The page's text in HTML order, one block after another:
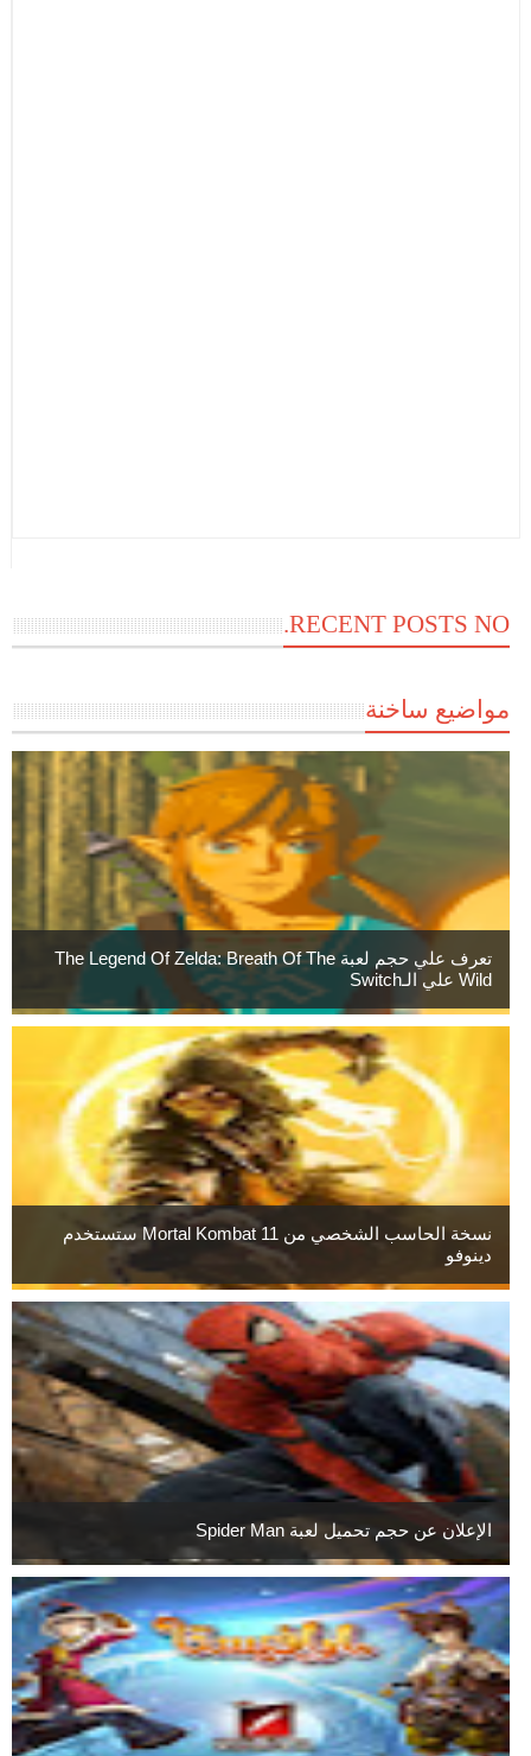
RECENT POSTS NO.
مواضيع ساخنة
تعرف علي حجم لعبة The Legend Of Zelda: Breath Of The
Wild علي الـSwitch
نسخة الحاسب الشخصي من Mortal Kombat 11 ستستخدم
دينوفو
الإعلان عن حجم تحميل لعبة Spider Man